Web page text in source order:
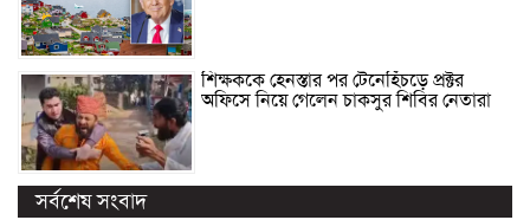
শিক্ষককে হেনস্তার পর টেনেহিঁচড়ে প্রক্টর
অফিসে নিয়ে গেলেন চাকসুর শিবির নেতারা
সর্বশেষ সংবাদ